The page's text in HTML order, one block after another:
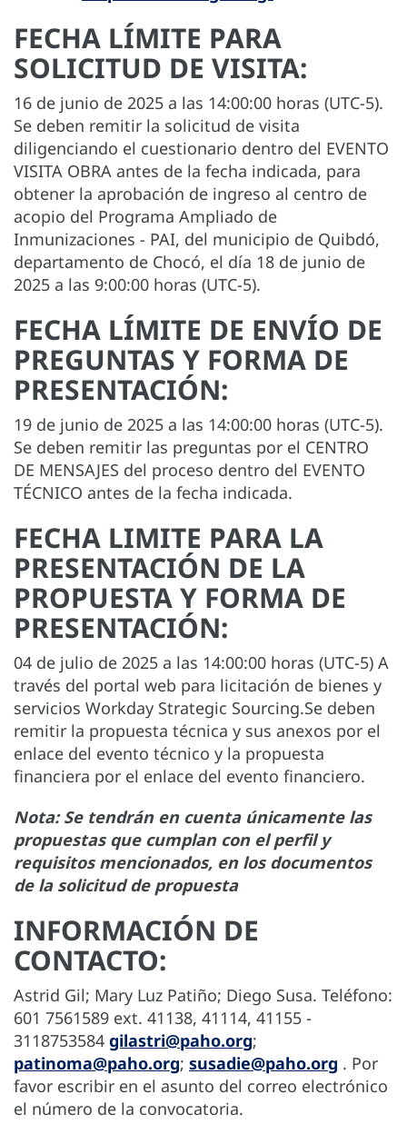
FECHA LÍMITE PARA
SOLICITUD DE VISITA:
16 de junio de 2025 a las 14:00:00 horas (UTC-5).
Se deben remitir la solicitud de visita
diligenciando el cuestionario dentro del EVENTO
VISITA OBRA antes de la fecha indicada, para
obtener la aprobación de ingreso al centro de
acopio del Programa Ampliado de
Inmunizaciones - PAI, del municipio de Quibdó,
departamento de Chocó, el día 18 de junio de
2025 a las 9:00:00 horas (UTC-5).
FECHA LÍMITE DE ENVÍO DE
PREGUNTAS Y FORMA DE
PRESENTACIÓN:
19 de junio de 2025 a las 14:00:00 horas (UTC-5).
Se deben remitir las preguntas por el CENTRO
DE MENSAJES del proceso dentro del EVENTO
TÉCNICO antes de la fecha indicada.
FECHA LIMITE PARA LA
PRESENTACIÓN DE LA
PROPUESTA Y FORMA DE
PRESENTACIÓN:
04 de julio de 2025 a las 14:00:00 horas (UTC-5) A
través del portal web para licitación de bienes y
servicios Workday Strategic Sourcing.Se deben
remitir la propuesta técnica y sus anexos por el
enlace del evento técnico y la propuesta
financiera por el enlace del evento financiero.
Nota: Se tendrán en cuenta únicamente las
propuestas que cumplan con el perfil y
requisitos mencionados, en los documentos
de la solicitud de propuesta
INFORMACIÓN DE
CONTACTO:
Astrid Gil; Mary Luz Patiño; Diego Susa. Teléfono:
601 7561589 ext. 41138, 41114, 41155 -
3118753584 gilastri@paho.org;
patinoma@paho.org; susadie@paho.org . Por
favor escribir en el asunto del correo electrónico
el número de la convocatoria.